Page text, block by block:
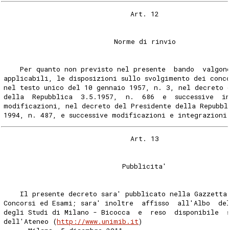
                               Art. 12
                           Norme di rinvio
Per quanto non previsto nel presente  bando
applicabili, le disposizioni sullo svolgimento dei
nel testo unico del 10 gennaio 1957, n. 3, nel decreto
della  Repubblica  3.5.1957,  n.  686  e  successive
modificazioni, nel decreto del Presidente della
1994, n. 487, e successive modificazioni e
                               Art. 13
                             Pubblicita'
Il presente decreto sara' pubblicato nella
Concorsi ed Esami; sara' inoltre  affisso  all'Albo
degli Studi di Milano - Bicocca  e  reso  disponibile
dell'Ateneo (http://www.unimib.it)